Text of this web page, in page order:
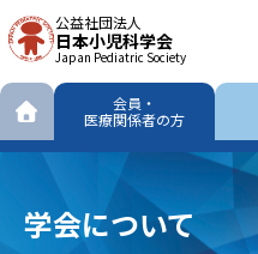
公益社団法人
日本小児科学会
Japan Pediatric Society
会員・
医療関係者の方
学会について